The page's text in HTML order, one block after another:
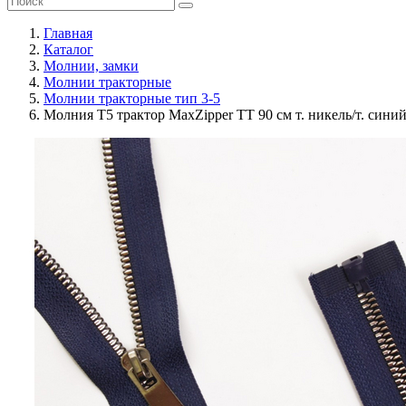
Главная
Каталог
Молнии, замки
Молнии тракторные
Молнии тракторные тип 3-5
Молния Т5 трактор MaxZipper ТТ 90 см т. никель/т. синий